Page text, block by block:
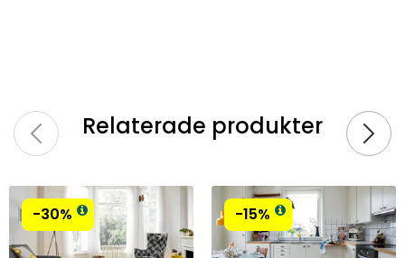
Relaterade produkter
-30% -15%